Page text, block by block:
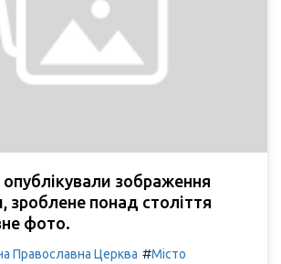
опублікували зображення
зроблене понад століття
фото.
Православна Церква #Місто